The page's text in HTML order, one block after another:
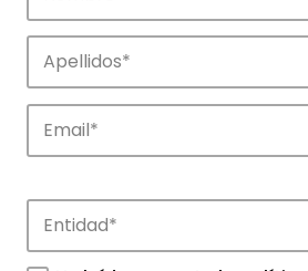
Empresas
Descubre las empresas
innovación en los parques
Clever Solar